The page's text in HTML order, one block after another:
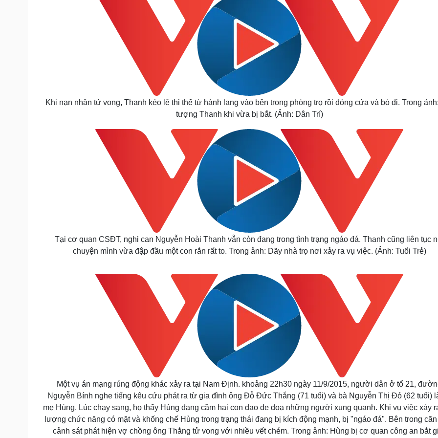
Khi nạn nhân tử vong, Thanh kéo lê thi thể từ hành lang vào bên trong phòng trọ rồi đóng cửa và bỏ đi. Trong
tượng Thanh khi vừa bị bắt. (Ảnh: Dân Trí)
Tại cơ quan CSĐT, nghi can Nguyễn Hoài Thanh vẫn còn đang trong tình trạng ngáo đá. Thanh cũng liên tục
chuyện mình vừa đập đầu một con rắn rất to. Trong ảnh: Dãy nhà trọ nơi xảy ra vụ việc. (Ảnh: Tuổi Trẻ)
Một vụ án mạng rúng động khác xảy ra tại Nam Định. khoảng 22h30 ngày 11/9/2015, người dân ở tổ 21,
Nguyễn Bính nghe tiếng kêu cứu phát ra từ gia đình ông Đỗ Đức Thắng (71 tuổi) và bà Nguyễn Thị Đỏ (62 tuổi)
mẹ Hùng. Lúc chạy sang, họ thấy Hùng đang cầm hai con dao đe doạ những người xung quanh. Khi vụ việc xảy
lượng chức năng có mặt và khống chế Hùng trong trạng thái đang bị kích động mạnh, bị "ngáo đá". Bên trong căn
cảnh sát phát hiện vợ chồng ông Thắng tử vong với nhiều vết chém. Trong ảnh: Hùng bị cơ quan công an bắt